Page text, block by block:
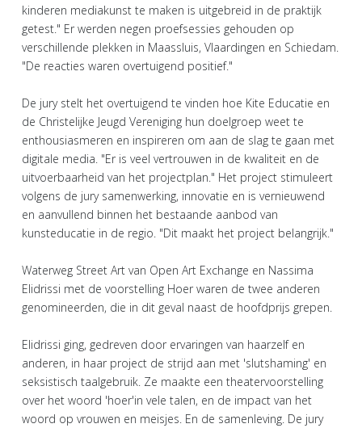
kinderen mediakunst te maken is uitgebreid in de praktijk
getest." Er werden negen proefsessies gehouden op
verschillende plekken in Maassluis, Vlaardingen en Schiedam.
"De reacties waren overtuigend positief."
De jury stelt het overtuigend te vinden hoe Kite Educatie en
de Christelijke Jeugd Vereniging hun doelgroep weet te
enthousiasmeren en inspireren om aan de slag te gaan met
digitale media. "Er is veel vertrouwen in de kwaliteit en de
uitvoerbaarheid van het projectplan." Het project stimuleert
volgens de jury samenwerking, innovatie en is vernieuwend
en aanvullend binnen het bestaande aanbod van
kunsteducatie in de regio. "Dit maakt het project belangrijk."
Waterweg Street Art van Open Art Exchange en Nassima
Elidrissi met de voorstelling Hoer waren de twee anderen
genomineerden, die in dit geval naast de hoofdprijs grepen.
Elidrissi ging, gedreven door ervaringen van haarzelf en
anderen, in haar project de strijd aan met 'slutshaming' en
seksistisch taalgebruik. Ze maakte een theatervoorstelling
over het woord 'hoer'in vele talen, en de impact van het
woord op vrouwen en meisjes. En de samenleving. De jury